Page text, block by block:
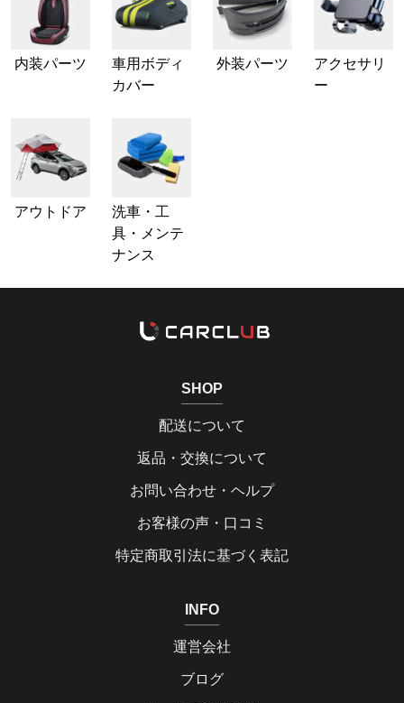
内装パーツ
車用ボディ
カバー
外装パーツ
アクセサリ
ー
アウトドア
洗車・工
具・メンテ
ナンス
SHOP
配送について
返品・交換について
お問い合わせ・ヘルプ
お客様の声・口コミ
特定商取引法に基づく表記
INFO
運営会社
ブログ